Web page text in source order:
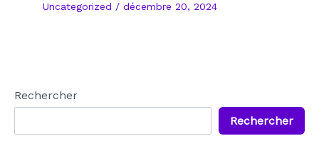
Uncategorized / décembre 20, 2024
Rechercher
Rechercher